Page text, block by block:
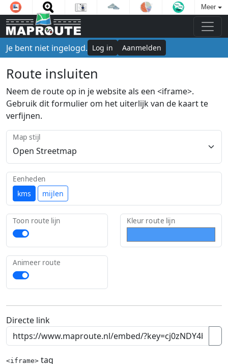
Meer
Je bent niet ingelogd. Log in Aanmelden
Route insluiten
Neem de route op in je website als een <iframe>.
Gebruik dit formulier om het uiterlijk van de kaart te
verfijnen.
Map stijl
kms mijlen
Eenheden
Toon route lijn Kleur route lijn
Animeer route
Directe link
<iframe> tag